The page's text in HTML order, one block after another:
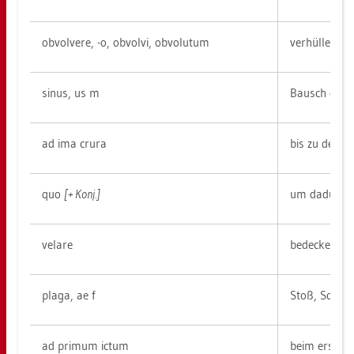
ob­vol­ve­re, -o, ob­vol­vi, ob­vo­lu­tum ver­hül­len
sinus, us m Bausch der
ad ima crura bis zu den
quo [+ Konj.] um
ve­la­re be­de­cken,
plaga, ae f Stoß,
ad pri­mum ictum beim ers­ten